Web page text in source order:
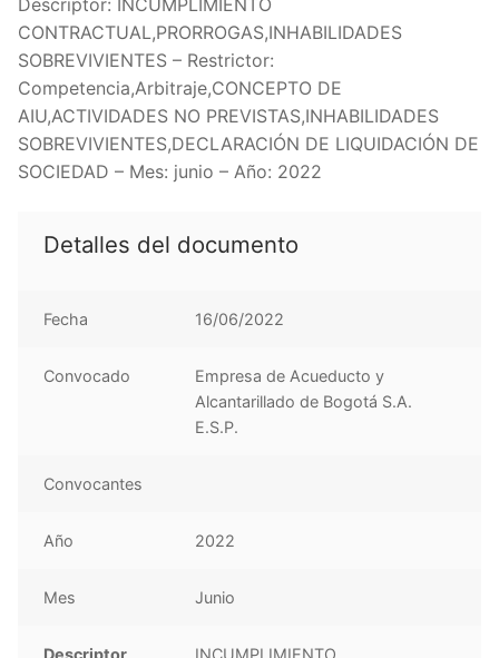
Descriptor: INCUMPLIMIENTO
CONTRACTUAL,PRORROGAS,INHABILIDADES
SOBREVIVIENTES – Restrictor:
Competencia,Arbitraje,CONCEPTO DE
AIU,ACTIVIDADES NO PREVISTAS,INHABILIDADES
SOBREVIVIENTES,DECLARACIÓN DE LIQUIDACIÓN DE
SOCIEDAD – Mes: junio – Año: 2022
Detalles del documento
Fecha 16/06/2022
Convocado
Empresa de Acueducto y
Alcantarillado de Bogotá S.A.
E.S.P.
Convocantes
Año 2022
Mes Junio
Descriptor
INCUMPLIMIENTO